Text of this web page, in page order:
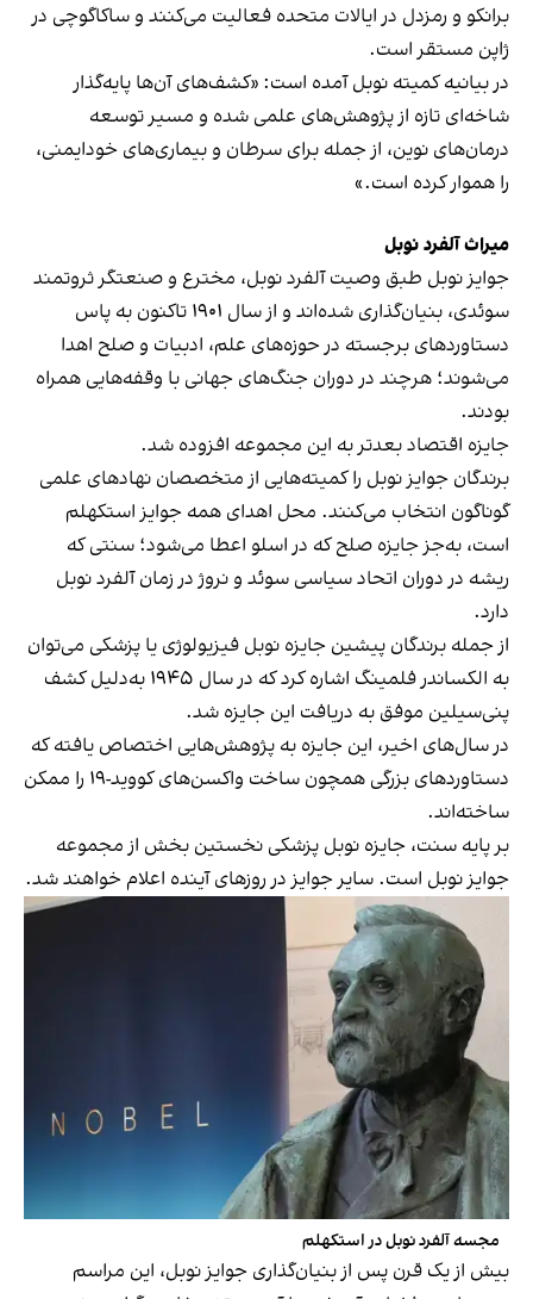
برانکو و رمزدل در ایالات متحده فعالیت می‌کنند و ساکاگوچی در
ژاپن مستقر است.
در بیانیه کمیته نوبل آمده است: «کشف‌های آن‌ها پایه‌گذار
شاخه‌ای تازه از پژوهش‌های علمی شده و مسیر توسعه
درمان‌های نوین، از جمله برای سرطان و بیماری‌های خودایمنی،
را هموار کرده است.»
میراث آلفرد نوبل
جوایز نوبل طبق وصیت آلفرد نوبل، مخترع و صنعتگر ثروتمند
سوئدی، بنیان‌گذاری شده‌اند و از سال ۱۹۰۱ تاکنون به پاس
دستاوردهای برجسته در حوزه‌های علم، ادبیات و صلح اهدا
می‌شوند؛ هرچند در دوران جنگ‌های جهانی با وقفه‌هایی همراه
بودند.
جایزه اقتصاد بعدتر به این مجموعه افزوده شد.
برندگان جوایز نوبل را کمیته‌هایی از متخصصان نهادهای علمی
گوناگون انتخاب می‌کنند. محل اهدای همه جوایز استکهلم
است، به‌جز جایزه صلح که در اسلو اعطا می‌شود؛ سنتی که
ریشه در دوران اتحاد سیاسی سوئد و نروژ در زمان آلفرد نوبل
دارد.
از جمله برندگان پیشین جایزه نوبل فیزیولوژی یا پزشکی می‌توان
به الکساندر فلمینگ اشاره کرد که در سال ۱۹۴۵ به‌دلیل کشف
پنی‌سیلین موفق به دریافت این جایزه شد.
در سال‌های اخیر، این جایزه به پژوهش‌هایی اختصاص یافته که
دستاوردهای بزرگی همچون ساخت واکسن‌های کووید-۱۹ را ممکن
ساخته‌اند.
بر پایه سنت، جایزه نوبل پزشکی نخستین بخش از مجموعه
جوایز نوبل است. سایر جوایز در روزهای آینده اعلام خواهند شد.
مجسه آلفرد نوبل در استکهلم
بیش از یک قرن پس از بنیان‌گذاری جوایز نوبل، این مراسم